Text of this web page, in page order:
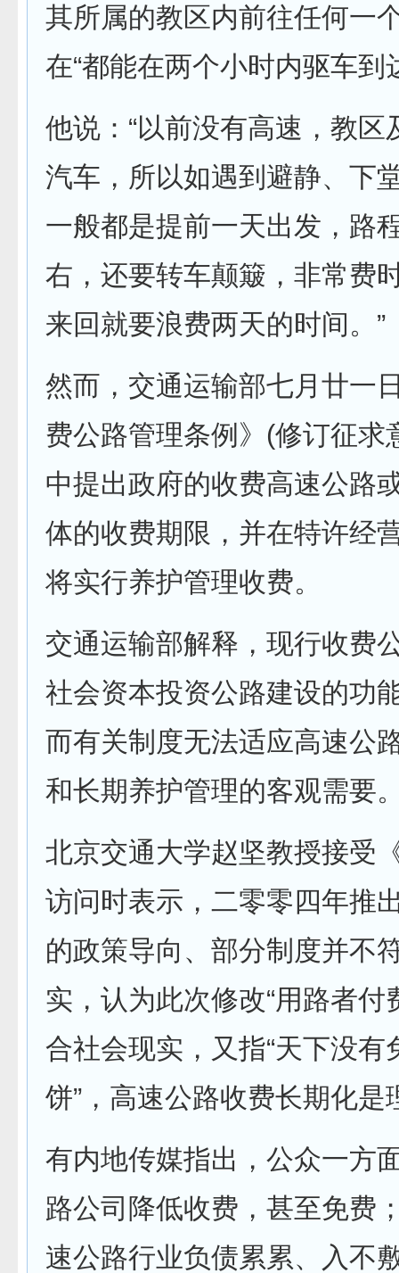
其所属的教区内前往任何一
在“都能在两个小时内驱车到
他说：“以前没有高速，教区
汽车，所以如遇到避静、下
一般都是提前一天出发，路
右，还要转车颠簸，非常费
来回就要浪费两天的时间。”
然而，交通运输部七月廿一
费公路管理条例》(修订征求
中提出政府的收费高速公路
体的收费期限，并在特许经
将实行养护管理收费。
交通运输部解释，现行收费
社会资本投资公路建设的功
而有关制度无法适应高速公
和长期养护管理的客观需要
北京交通大学赵坚教授接受
访问时表示，二零零四年推
的政策导向、部分制度并不
实，认为此次修改“用路者付
合社会现实，又指“天下没有
饼”，高速公路收费长期化是
有内地传媒指出，公众一方
路公司降低收费，甚至免费
速公路行业负债累累、入不